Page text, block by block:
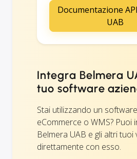
Documentazione
UAB
Integra Belmera
tuo software
Stai utilizzando un
eCommerce o WMS? Puoi
Belmera UAB e gli altri tuoi
direttamente con esso.